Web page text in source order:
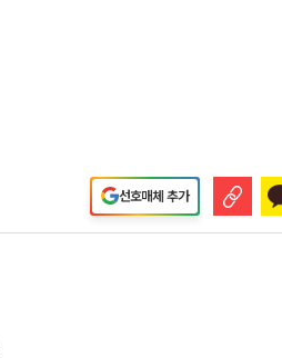
선호매체 추가